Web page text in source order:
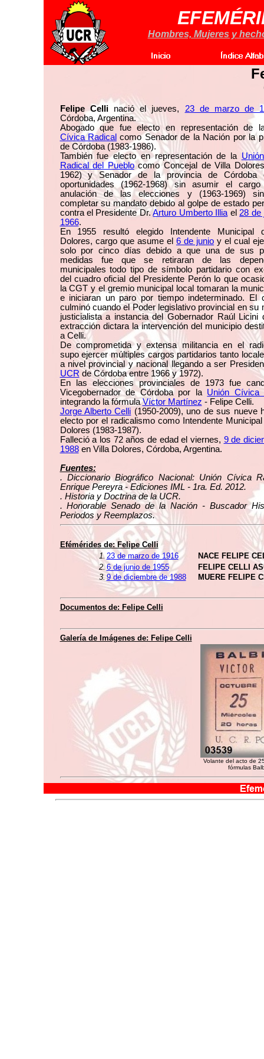
Hombres, Mujeres y
Felipe Cellinació el jueves, 23 de marzo de
Córdoba, Argentina.
Abogado que fue electo en representación de
Cívica Radical como Senador de la Nación por la
de Córdoba (1983-1986).
También fue electo en representación de la
Radical del Pueblocomo Concejal de Villa
1962) y Senador de la provincia de Córdoba
oportunidades (1962-1968) sin asumir el
anulación de las elecciones y (1963-1969)
completar su mandato debido al golpe de estado
contra el Presidente Dr.Arturo Umberto Illia el 28 de
1966.
En 1955 resultó elegido Intendente Municipal
Dolores, cargo que asume el 6 de junio y el cual
solo por cinco días debido a que una de sus
medidas fue que se retiraran de las
municipales todo tipo de símbolo partidario con
del cuadro oficial del Presidente Perón lo que
la CGT y el gremio municipal local tomaran la
e iniciaran un paro por tiempo indeterminado. El
culminó cuando el Poder legislativo provincial en su
justicialista a instancia del Gobernador Raúl Licini
extracción dictara la intervención del municipio
a Celli.
De comprometida y extensa militancia en el
supo ejercer múltiples cargos partidarios tanto
a nivel provincial y nacional llegando a ser
UCR de Córdoba entre 1966 y 1972).
En las elecciones provinciales de 1973 fue
Vicegobernador de Córdoba por la Unión Cívica
integrando la fórmulaVíctor Martínez - Felipe Celli.
Jorge Alberto Celli (1950-2009), uno de sus nueve
electo por el radicalismo como Intendente
Dolores (1983-1987).
Falleció a los 72 años de edad el viernes, 9 de
1988en Villa Dolores, Córdoba, Argentina.
Fuentes:
. Diccionario Biográfico Nacional: Unión Cívica
Enrique Pereyra - Ediciones IML - 1ra. Ed. 2012.
. Historia y Doctrina de la UCR.
. Honorable Senado de la Nación - Buscador
Periodos y Reemplazos.
Efémérides de: Felipe Celli
1. 23 de marzo de 1916
NACE FELIPE
2.6 de junio de 1955
FELIPE CELLI
3.9 de diciembre de 1988 MUERE FELIPE
Documentos de: Felipe Celli
Galería de Imágenes de: Felipe Celli
Volante del acto de
fórmulas